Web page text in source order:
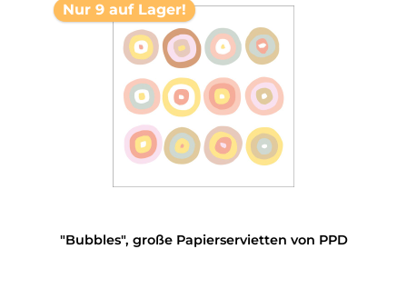
Nur 9 auf Lager!
"Bubbles", große Papierservietten von PPD